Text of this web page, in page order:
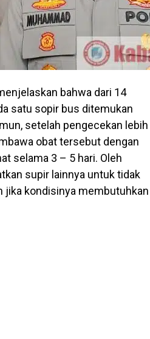
bahwa dari 14
satu sopir bus ditemukan
setelah pengecekan lebih
obat tersebut dengan
selama 3 – 5 hari. Oleh
supir lainnya untuk tidak
jika kondisinya membutuhkan